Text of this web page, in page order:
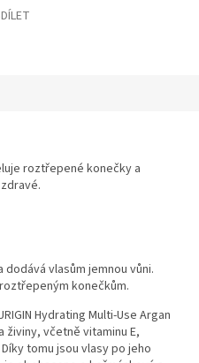
roztřepené konečky a
vlasům jemnou vůni.
konečkům.
Hydrating Multi-Use Argan
živiny, včetně vitaminu E,
tomu jsou vlasy po jeho